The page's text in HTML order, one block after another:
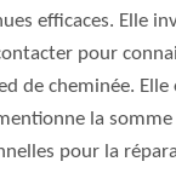
efficaces. Elle
pour
de cheminée.
la
pour la